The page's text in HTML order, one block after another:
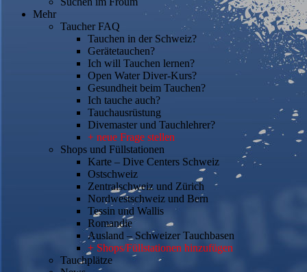
Mehr
Taucher FAQ
Tauchen in der Schweiz?
Gerätetauchen?
Ich will Tauchen lernen?
Open Water Diver-Kurs?
Gesundheit beim Tauchen?
Ich tauche auch?
Tauchausrüstung
Divemaster und Tauchlehrer?
+ neue Frage stellen
Shops und Füllstationen
Karte – Dive Centers Schweiz
Ostschweiz
Zentralschweiz und Zürich
Nordwestschweiz und Bern
Tessin und Wallis
Romandie
Ausland – Schweizer Tauchbasen
+ Shops/Füllstationen hinzufügen
Tauchplätze